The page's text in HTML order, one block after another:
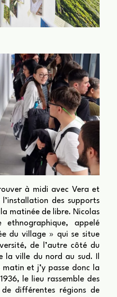
à midi avec Vera et
des supports
matinée de libre. Nicolas
ethnographique, appelé
du village » qui se situe
de l’autre côté du
la ville du nord au sud. Il
et j’y passe donc la
le lieu rassemble des
différentes régions de